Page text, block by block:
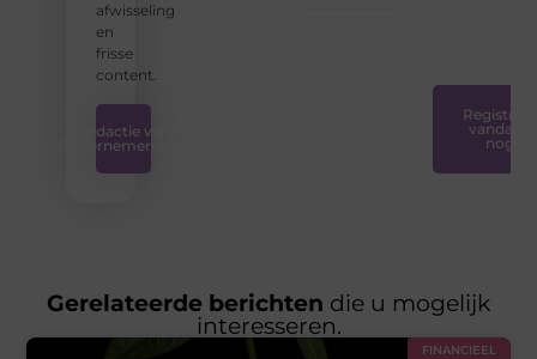
afwisseling
en
frisse
content.
Redactie van
Ondernemershuis
Registreer
vandaag
nog
Gerelateerde berichten die u mogelijk
interesseren.
FINANCIEEL